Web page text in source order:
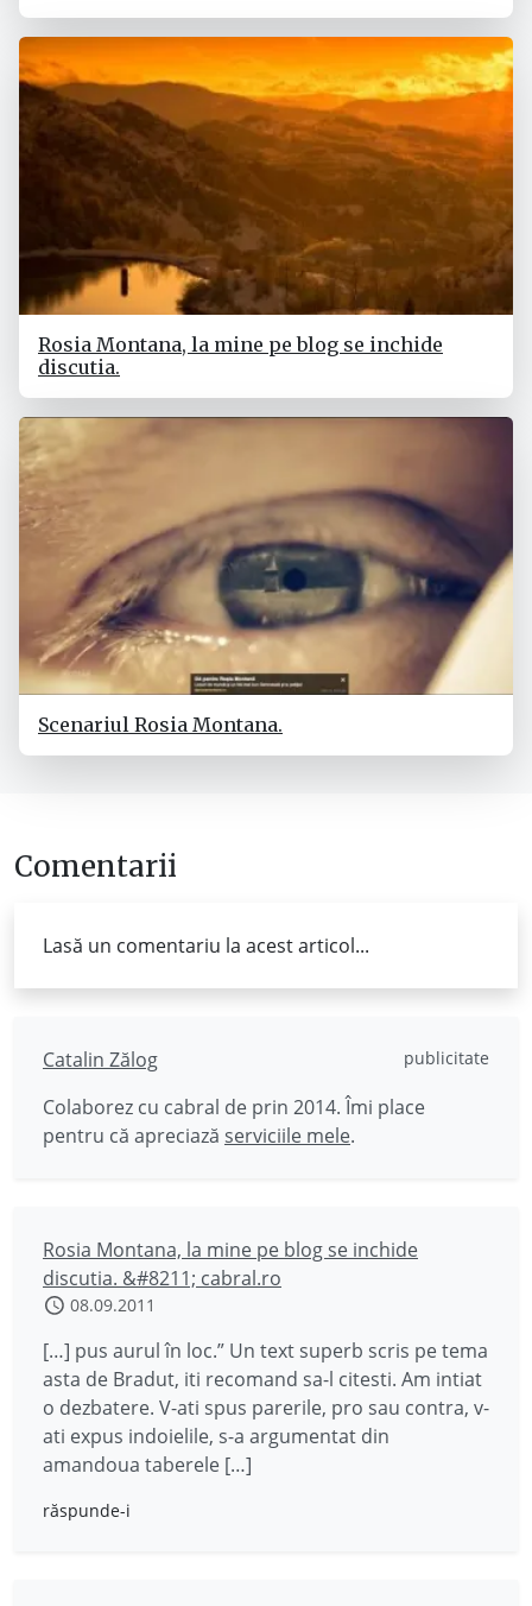
Rosia Montana, la mine pe blog se inchide
discutia.
Scenariul Rosia Montana.
Comentarii
Lasă un comentariu la acest articol...
Catalin Zălog publicitate
Colaborez cu cabral de prin 2014. Îmi place
pentru că apreciază serviciile mele.
Rosia Montana, la mine pe blog se inchide
discutia. &#8211; cabral.ro
08.09.2011
[…] pus aurul în loc.” Un text superb scris pe tema
asta de Bradut, iti recomand sa-l citesti. Am intiat
o dezbatere. V-ati spus parerile, pro sau contra, v-
ati expus indoielile, s-a argumentat din
amandoua taberele […]
răspunde-i